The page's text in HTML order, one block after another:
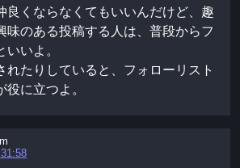
良くならなくてもいいんだけど、趣
味のある投稿する人は、普段からフ
いいよ。
れたりしていると、フォローリスト
に立つよ。